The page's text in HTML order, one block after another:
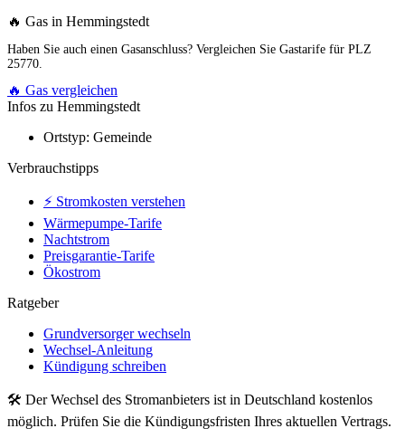
🔥 Gas in Hemmingstedt
Haben Sie auch einen Gasanschluss? Vergleichen Sie Gastarife für PLZ
25770.
🔥 Gas vergleichen
Infos zu Hemmingstedt
Ortstyp: Gemeinde
Verbrauchstipps
⚡ Stromkosten verstehen
Wärmepumpe-Tarife
Nachtstrom
Preisgarantie-Tarife
Ökostrom
Ratgeber
Grundversorger wechseln
Wechsel-Anleitung
Kündigung schreiben
🛠 Der Wechsel des Stromanbieters ist in Deutschland kostenlos
möglich. Prüfen Sie die Kündigungsfristen Ihres aktuellen Vertrags.